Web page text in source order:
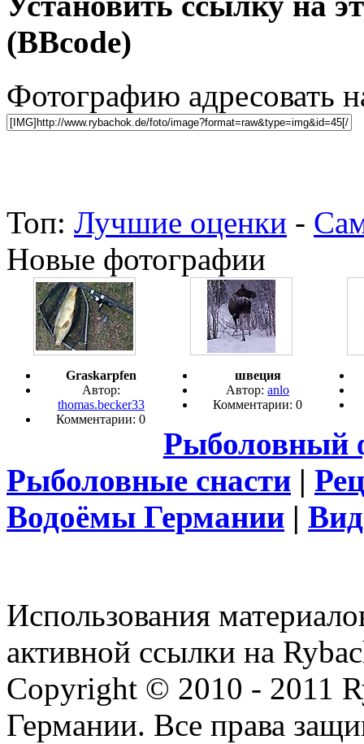
(BBcode)
Фотографию адресовать
Топ: Лучшие оценки -
Новые фотографии
Graskarpfen
Автор:
thomas.becker33
Комментарии: 0
швеция
Автор:anlo
Комментарии: 0
Рыболовный
Рыболовные снасти |
Водоёмы Германии |
Использования
активной ссылки на
Copyright © 2010 - 2011
Германии. Все права